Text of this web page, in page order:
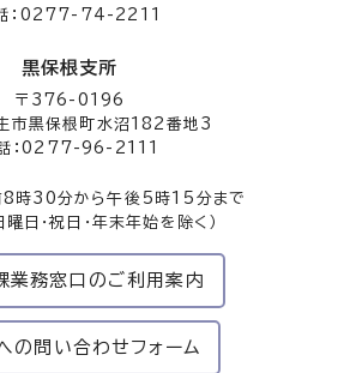
：0277-74-2211
黒保根支所
〒376-0196
市黒保根町水沼182番地3
：0277-96-2111
8時30分から午後5時15分まで
曜日・祝日・年末年始を除く）
業務窓口のご利用案内
の問い合わせフォーム